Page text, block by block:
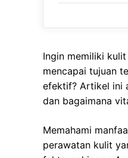
Ingin memiliki
mencapai tujuan
efektif? Artikel ini
dan bagaimana
Memahami
perawatan kulit